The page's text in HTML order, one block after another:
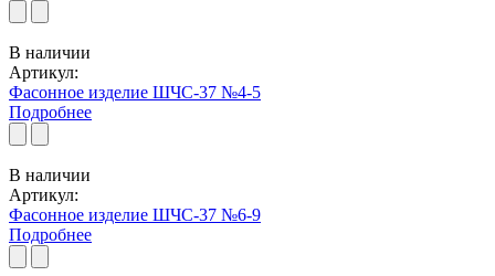
В наличии
Артикул:
Фасонное изделие ШЧС-37 №4-5
Подробнее
В наличии
Артикул:
Фасонное изделие ШЧС-37 №6-9
Подробнее